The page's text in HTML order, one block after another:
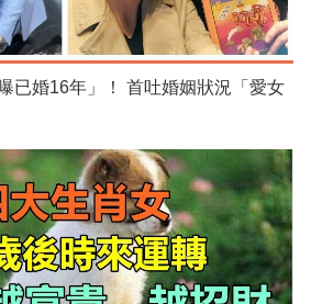
已婚16年」！ 首吐婚姻狀況「愛女